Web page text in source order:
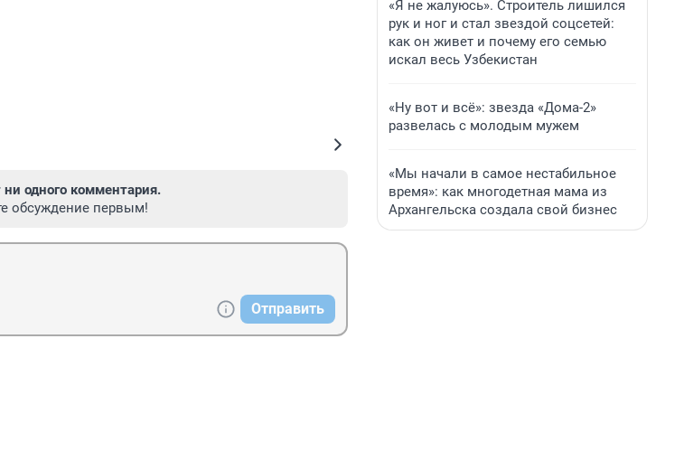
ни одного комментария.
обсуждение первым!
Отправить
«Я не жалуюсь». Строитель лишился
рук и ног и стал звездой соцсетей:
как он живет и почему его семью
искал весь Узбекистан
«Ну вот и всё»: звезда «Дома-2»
развелась с молодым мужем
«Мы начали в самое нестабильное
время»: как многодетная мама из
Архангельска создала свой бизнес